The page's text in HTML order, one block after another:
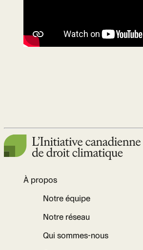
À propos
Notre équipe
Notre réseau
Qui sommes-nous